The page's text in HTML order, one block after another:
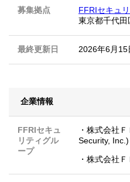
募集拠点
FFRIセキュ
東京都千代田
最終更新日 2026年6月15
企業情報
FFRIセキュ
リティグル
ープ
・株式会社
Security, Inc.)
・株式会社